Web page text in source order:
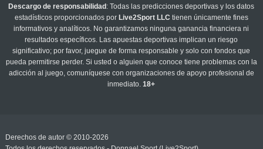
Descargo de responsabilidad : Todas las predicciones deportivas y los datos
estadísticos proporcionados por Live2Sport LLC tienen únicamente fines
informativos y analíticos. No garantizamos ninguna ganancia financiera ni
resultados específicos. Las apuestas deportivas implican un riesgo
significativo; por favor, juegue de forma responsable y solo con fondos que
pueda permitirse perder. Si usted o alguien que conoce tiene problemas con la
adicción al juego, comuníquese con organizaciones de apoyo profesional de
inmediato.18+
Derechos de autor © 2010-2026